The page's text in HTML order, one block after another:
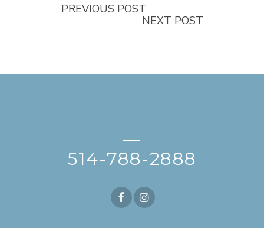
PREVIOUS POST
NEXT POST
—
514-788-2888